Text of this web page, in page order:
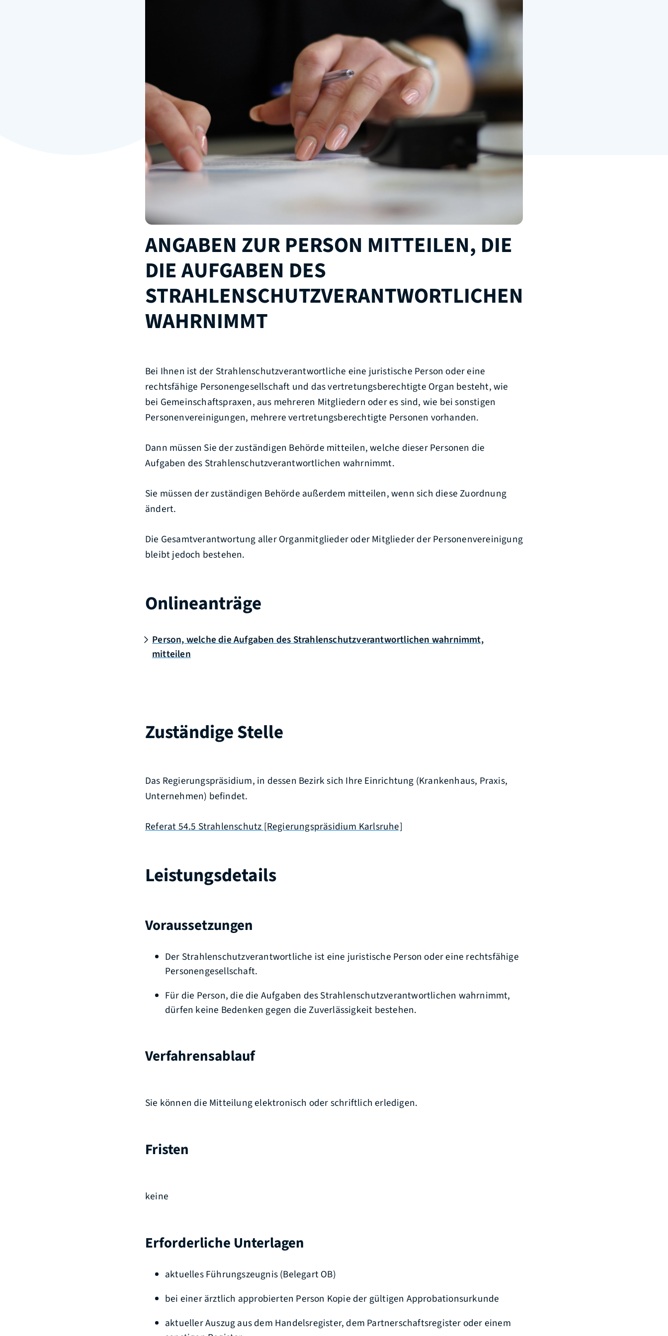
ANGABEN ZUR PERSON MITTEILEN, DIE
DIE AUFGABEN DES
STRAHLENSCHUTZVERANTWORTLICHEN
WAHRNIMMT
Bei Ihnen ist der Strahlenschutzverantwortliche eine juristische Person oder eine
rechtsfähige Personengesellschaft und das vertretungsberechtigte Organ besteht, wie
bei Gemeinschaftspraxen, aus mehreren Mitgliedern oder es sind, wie bei sonstigen
Personenvereinigungen, mehrere vertretungsberechtigte Personen vorhanden.
Dann müssen Sie der zuständigen Behörde mitteilen, welche dieser Personen die
Aufgaben des Strahlenschutzverantwortlichen wahrnimmt.
Sie müssen der zuständigen Behörde außerdem mitteilen, wenn sich diese Zuordnung
ändert.
Die Gesamtverantwortung aller Organmitglieder oder Mitglieder der Personenvereinigung
bleibt jedoch bestehen.
Onlineanträge
Person, welche die Aufgaben des Strahlenschutzverantwortlichen wahrnimmt,
mitteilen
Zuständige Stelle
Das Regierungspräsidium, in dessen Bezirk sich Ihre Einrichtung (Krankenhaus, Praxis,
Unternehmen) befindet.
Referat 54.5 Strahlenschutz [Regierungspräsidium Karlsruhe]
Leistungsdetails
Voraussetzungen
Der Strahlenschutzverantwortliche ist eine juristische Person oder eine rechtsfähige
Personengesellschaft.
Für die Person, die die Aufgaben des Strahlenschutzverantwortlichen wahrnimmt,
dürfen keine Bedenken gegen die Zuverlässigkeit bestehen.
Verfahrensablauf
Sie können die Mitteilung elektronisch oder schriftlich erledigen.
Fristen
keine
Erforderliche Unterlagen
aktuelles Führungszeugnis (Belegart OB)
bei einer ärztlich approbierten Person Kopie der gültigen Approbationsurkunde
aktueller Auszug aus dem Handelsregister, dem Partnerschaftsregister oder einem